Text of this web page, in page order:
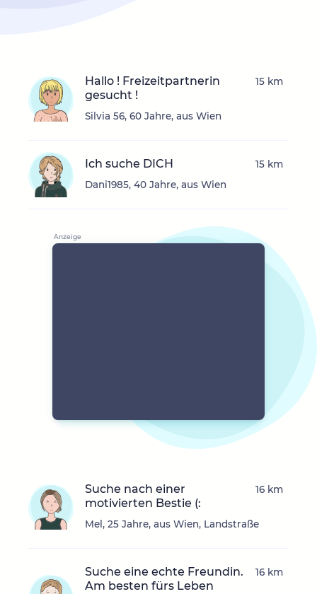
Hallo ! Freizeitpartnerin
gesucht !
Silvia 56, 60 Jahre, aus Wien
15 km
Ich suche DICH
Dani1985, 40 Jahre, aus Wien
15 km
Suche nach einer
motivierten Bestie (:
Mel, 25 Jahre, aus Wien, Landstraße
16 km
Suche eine echte Freundin.
Am besten fürs Leben
16 km